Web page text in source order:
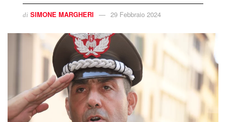
di SIMONE MARGHERI 29 Febbraio 2024